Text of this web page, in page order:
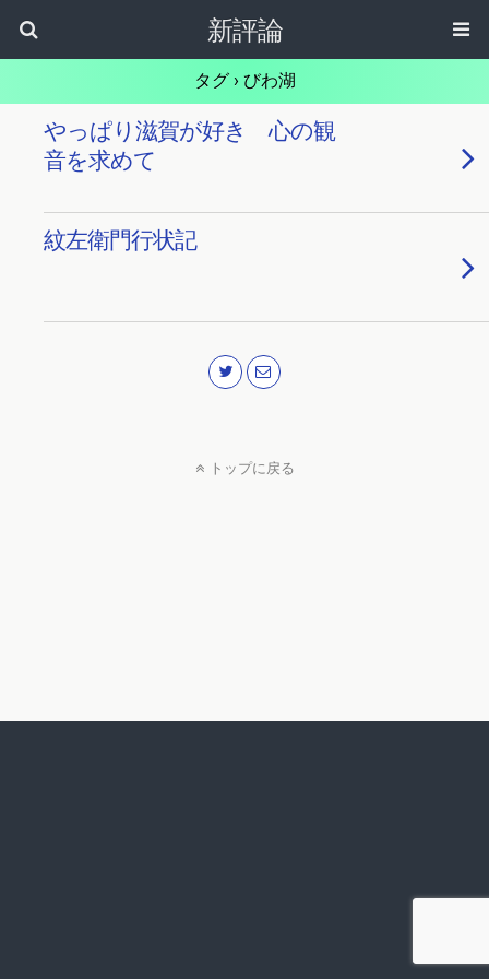
新評論
タグ › びわ湖
やっぱり滋賀が好き 心の観
音を求めて
紋左衛門行状記
トップに戻る